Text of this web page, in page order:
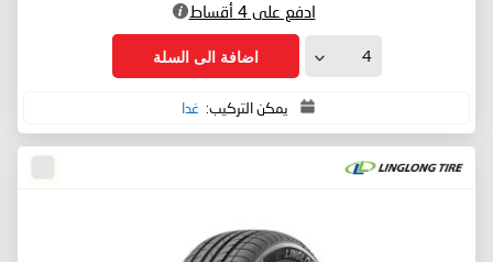
ادفع على 4 أقساط
اضافة الى السلة
يمكن التركيب: غدا